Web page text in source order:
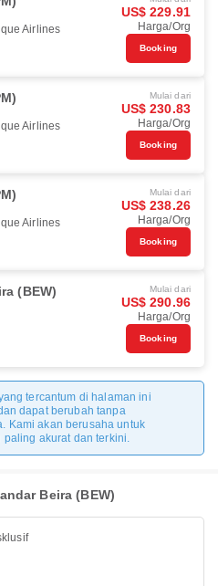
Airlines
US$ 229.91
Harga/Org
Booking
Airlines
Mulai dari
US$ 230.83
Harga/Org
Booking
Airlines
Mulai dari
US$ 238.26
Harga/Org
Booking
(BEW) Mulai dari
US$ 290.96
Harga/Org
Booking
tercantum di halaman ini
dapat berubah tanpa
Kami akan berusaha untuk
akurat dan terkini.
Beira (BEW)